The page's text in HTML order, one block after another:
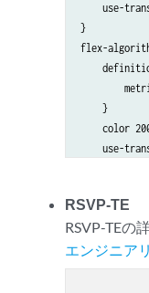
use-
}
flex-
    }
color
use-
RSVP-TE
RSVP-TEの
エンジニア